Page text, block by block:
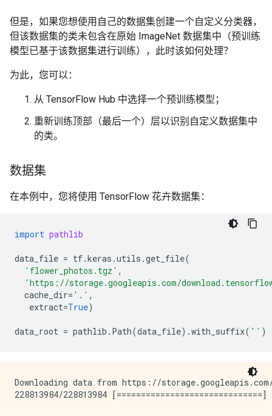
但是，如果您想使用自己的数据集创建一个自定义分类器，
但该数据集的类未包含在原始 ImageNet 数据集中（预训练
模型已基于该数据集进行训练），此时该如何处理？
为此，您可以：
从 TensorFlow Hub 中选择一个预训练模型；
重新训练顶部（最后一个）层以识别自定义数据集中
的类。
数据集
在本例中，您将使用 TensorFlow 花卉数据集：
import pathlib
data_file = tf.keras .utils .get_file(
'flower_photos.tgz' ,
'https://storage.googleapis.com/
cache_dir= '.' ,
extract=True)
data_root = pathlib . Path(data_file) .with_suffix( '' )
Downloading data from https://